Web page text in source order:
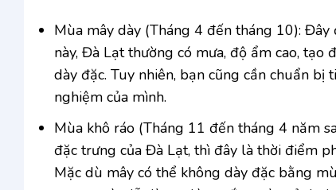
Mùa mây dày (Tháng 4 đến tháng 10):
này, Đà Lạt thường có mưa, độ ẩm cao,
dày đặc. Tuy nhiên, bạn cũng cần chuẩn
nghiệm của mình.
Mùa khô ráo (Tháng 11 đến tháng 4 năm
đặc trưng của Đà Lạt, thì đây là thời điểm
Mặc dù mây có thể không dày đặc bằng